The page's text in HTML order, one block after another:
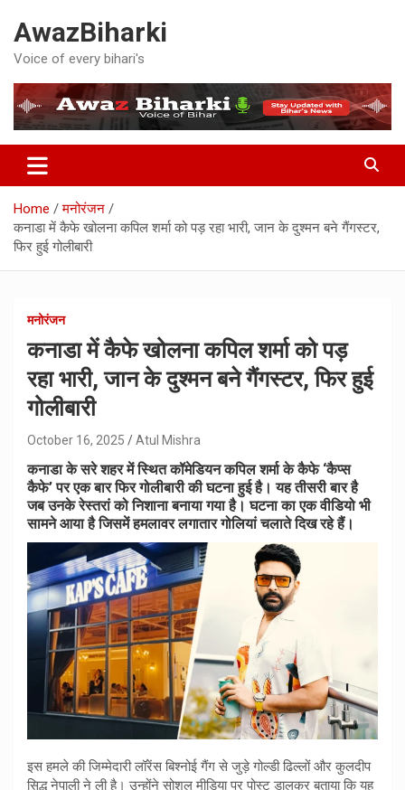
content
AwazBiharki
Voice of every bihari's
Home
मनोरंजन
कनाडा में कैफे खोलना कपिल शर्मा को पड़ रहा भारी, जान के दुश्मन बने गैंगस्टर,
फिर हुई गोलीबारी
मनोरंजन
कनाडा में कैफे खोलना कपिल शर्मा को पड़
रहा भारी, जान के दुश्मन बने गैंगस्टर, फिर हुई
गोलीबारी
October 16, 2025 Atul Mishra
कनाडा के सरे शहर में स्थित कॉमेडियन कपिल शर्मा के कैफे ‘कैप्स
कैफे’ पर एक बार फिर गोलीबारी की घटना हुई है। यह तीसरी बार है
जब उनके रेस्तरां को निशाना बनाया गया है। घटना का एक वीडियो भी
सामने आया है जिसमें हमलावर लगातार गोलियां चलाते दिख रहे हैं।
इस हमले की जिम्मेदारी लॉरेंस बिश्नोई गैंग से जुड़े गोल्डी ढिल्लों और कुलदीप
सिद्धू नेपाली ने ली है। उन्होंने सोशल मीडिया पर पोस्ट डालकर बताया कि यह